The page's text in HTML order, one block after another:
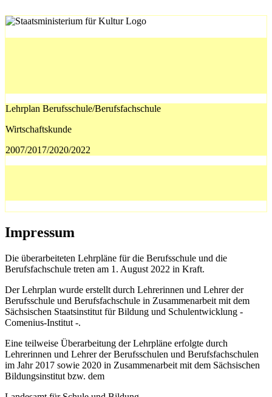
Lehrplan Berufsschule/Berufsfachschule
Wirtschaftskunde
2007/2017/2020/2022
Impressum
Die überarbeiteten Lehrpläne für die Berufsschule und die
Berufsfachschule treten am 1. August 2022 in Kraft.
Der Lehrplan wurde erstellt durch Lehrerinnen und Lehrer der
Berufs­schule und Berufsfachschule in Zusammenarbeit mit dem
Sächsischen Staatsinstitut für Bildung und Schulentwicklung -
Comenius-Institut -.
Eine teilweise Überarbeitung der Lehrpläne erfolgte durch
Lehrerinnen und Lehrer der Berufsschulen und Berufsfachschulen
im Jahr 2017 sowie 2020 in Zusammenarbeit mit dem Sächsischen
Bildungsinstitut bzw. dem